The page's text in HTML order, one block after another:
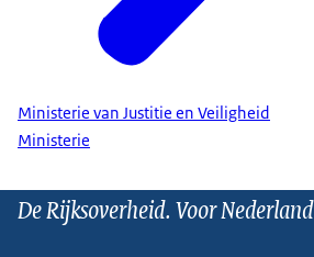
Ministerie van Justitie en Veiligheid
Ministerie
De Rijksoverheid. Voor Nederland